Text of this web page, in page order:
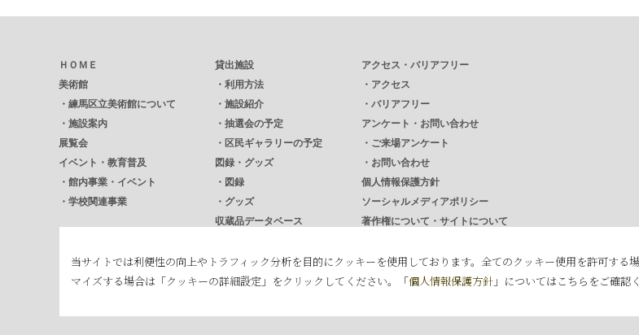
ＨＯＭＥ
美術館
・ 練馬区立美術館について
・ 施設案内
展覧会
イベント・教育普及
・ 館内事業・イベント
・ 学校関連事業
貸出施設
・ 利用方法
・ 施設紹介
・ 抽選会の予定
・ 区民ギャラリーの予定
図録・グッズ
・ 図録
・ グッズ
収蔵品データベース
・美術館ニュース
・NERICUL ねりかる
アクセス・バリアフリー
・ アクセス
・ バリアフリー
アンケート・お問い合わせ
・ ご来場アンケート
・ お問い合わせ
個人情報保護方針
ソーシャルメディアポリシー
著作権について・サイトについて
クッキーの詳細設定
English
当サイトでは利便性の向上やトラフィック分析を目的にクッキーを使用しております。全てのクッキー使用を許可する
マイズする場合は「クッキーの詳細設定」をクリックしてください。「個人情報保護方針 」についてはこちらをご確認